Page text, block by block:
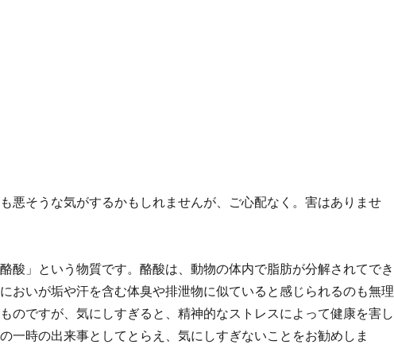
悪そうな気がするかもしれませんが、ご心配なく。害はありませ
酸」という物質です。酪酸は、動物の体内で脂肪が分解されてでき
おいが垢や汗を含む体臭や排泄物に似ていると感じられるのも無理
のですが、気にしすぎると、精神的なストレスによって健康を害し
一時の出来事としてとらえ、気にしすぎないことをお勧めしま